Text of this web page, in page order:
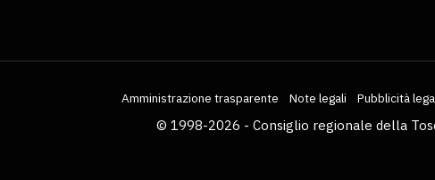
Amministrazione trasparente Note legali Pubblicità
© 1998-2026 - Consiglio regionale della